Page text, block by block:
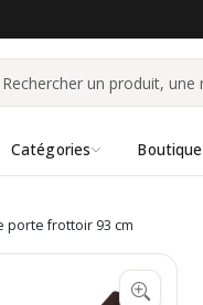
Catégories Boutique
porte frottoir 93 cm